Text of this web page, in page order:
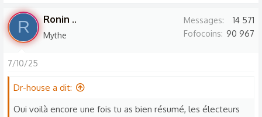
R Ronin ..
Mythe
Messages
14 571
Fofocoins 90 967
7/10/25
Dr-house a dit:
Oui voilà encore une fois tu as bien résumé, les électeurs